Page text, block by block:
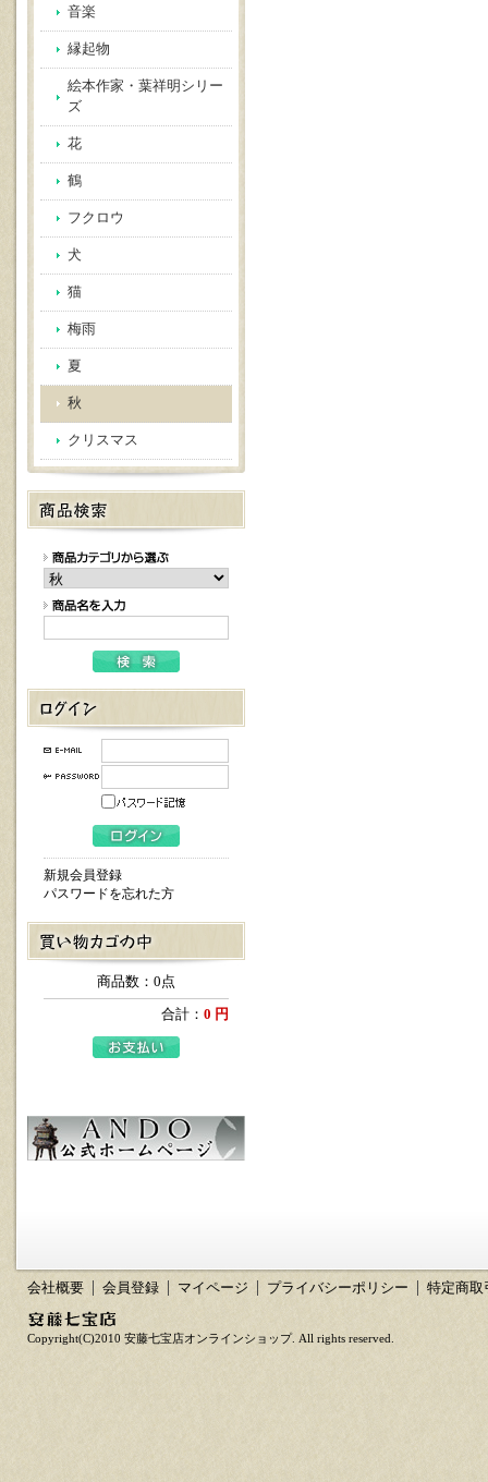
音楽
縁起物
絵本作家・葉祥明シリー
ズ
花
鶴
フクロウ
犬
猫
梅雨
夏
秋
クリスマス
新規会員登録
パスワードを忘れた方
商品数：0点
合計： 0 円
会社概要 会員登録 マイページ プライバシーポリシー 特定商取
Copyright(C)2010 安藤七宝店オンラインショップ. All rights reserved.